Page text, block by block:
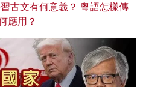
古文有何意義？ 粵語怎樣傳
應用？